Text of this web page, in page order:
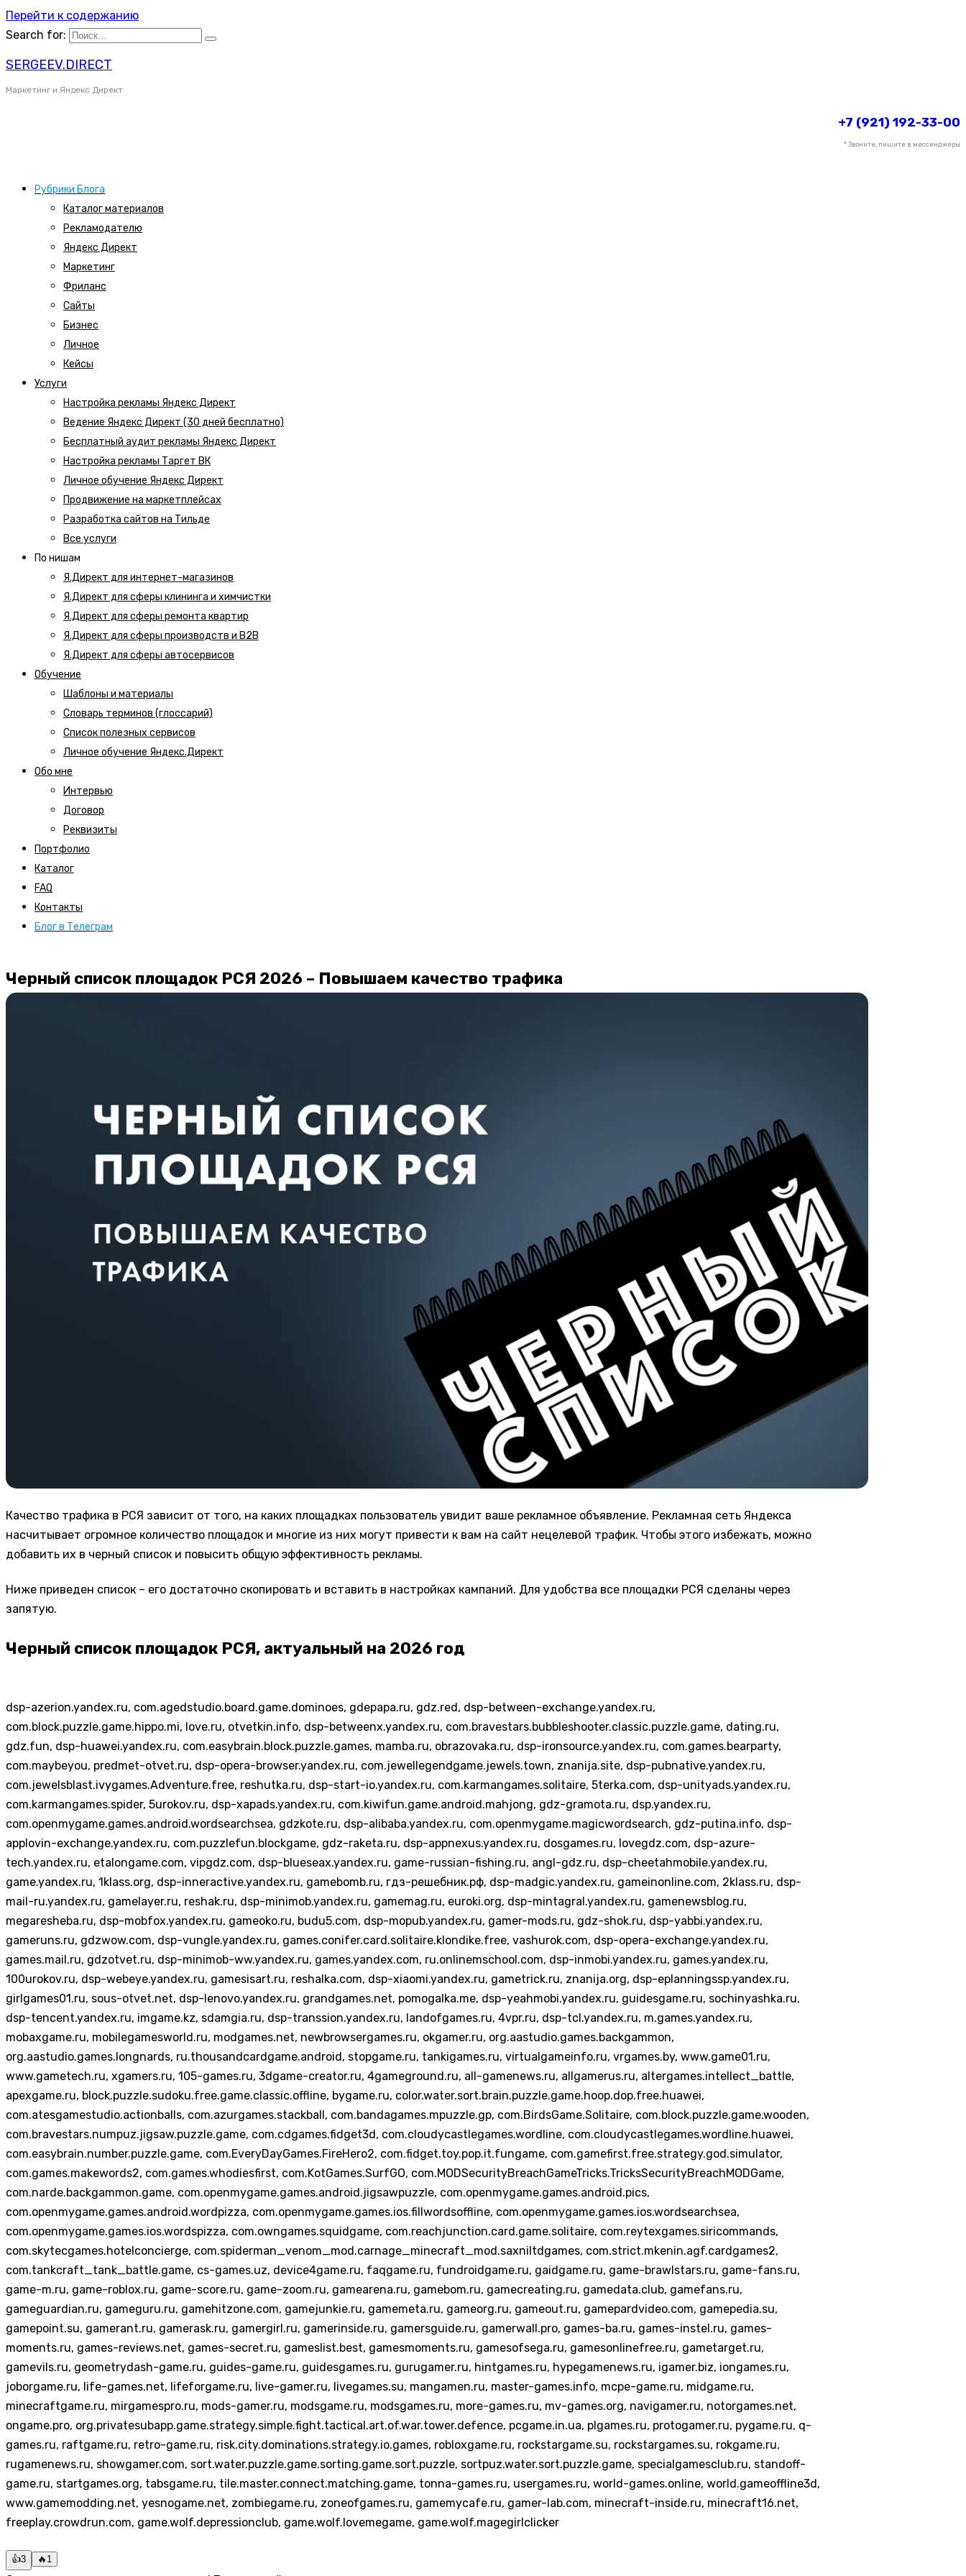
Перейти к содержанию
Search for:
SERGEEV.DIRECT
Маркетинг и Яндекс Директ
+7 (921) 192-33-00
* Звоните, пишите в мессенджеры
Рубрики Блога
Каталог материалов
Рекламодателю
Яндекс Директ
Маркетинг
Фриланс
Сайты
Бизнес
Личное
Кейсы
Услуги
Настройка рекламы Яндекс Директ
Ведение Яндекс Директ (30 дней бесплатно)
Бесплатный аудит рекламы Яндекс Директ
Настройка рекламы Таргет ВК
Личное обучение Яндекс Директ
Продвижение на маркетплейсах
Разработка сайтов на Тильде
Все услуги
По нишам
Я.Директ для интернет-магазинов
Я.Директ для сферы клининга и химчистки
Я.Директ для сферы ремонта квартир
Я.Директ для сферы производств и B2B
Я.Директ для сферы автосервисов
Обучение
Шаблоны и материалы
Словарь терминов (глоссарий)
Список полезных сервисов
Личное обучение Яндекс.Директ
Обо мне
Интервью
Договор
Реквизиты
Портфолио
Каталог
FAQ
Контакты
Блог в Телеграм
Черный список площадок РСЯ 2026 – Повышаем качество трафика
Качество трафика в РСЯ зависит от того, на каких площадках пользователь увидит ваше рекламное объявление. Рекламная сеть Яндекса
насчитывает огромное количество площадок и многие из них могут привести к вам на сайт нецелевой трафик. Чтобы этого избежать, можно
добавить их в черный список и повысить общую эффективность рекламы.
Ниже приведен список – его достаточно скопировать и вставить в настройках кампаний. Для удобства все площадки РСЯ сделаны через
запятую.
Черный список площадок РСЯ, актуальный на 2026 год
dsp-azerion.yandex.ru, com.agedstudio.board.game.dominoes, gdepapa.ru, gdz.red, dsp-between-exchange.yandex.ru,
com.block.puzzle.game.hippo.mi, love.ru, otvetkin.info, dsp-betweenx.yandex.ru, com.bravestars.bubbleshooter.classic.puzzle.game, dating.ru,
gdz.fun, dsp-huawei.yandex.ru, com.easybrain.block.puzzle.games, mamba.ru, obrazovaka.ru, dsp-ironsource.yandex.ru, com.games.bearparty,
com.maybeyou, predmet-otvet.ru, dsp-opera-browser.yandex.ru, com.jewellegendgame.jewels.town, znanija.site, dsp-pubnative.yandex.ru,
com.jewelsblast.ivygames.Adventure.free, reshutka.ru, dsp-start-io.yandex.ru, com.karmangames.solitaire, 5terka.com, dsp-unityads.yandex.ru,
com.karmangames.spider, 5urokov.ru, dsp-xapads.yandex.ru, com.kiwifun.game.android.mahjong, gdz-gramota.ru, dsp.yandex.ru,
com.openmygame.games.android.wordsearchsea, gdzkote.ru, dsp-alibaba.yandex.ru, com.openmygame.magicwordsearch, gdz-putina.info, dsp-
applovin-exchange.yandex.ru, com.puzzlefun.blockgame, gdz-raketa.ru, dsp-appnexus.yandex.ru, dosgames.ru, lovegdz.com, dsp-azure-
tech.yandex.ru, etalongame.com, vipgdz.com, dsp-blueseax.yandex.ru, game-russian-fishing.ru, angl-gdz.ru, dsp-cheetahmobile.yandex.ru,
game.yandex.ru, 1klass.org, dsp-inneractive.yandex.ru, gamebomb.ru, гдз-решебник.рф, dsp-madgic.yandex.ru, gameinonline.com, 2klass.ru, dsp-
mail-ru.yandex.ru, gamelayer.ru, reshak.ru, dsp-minimob.yandex.ru, gamemag.ru, euroki.org, dsp-mintagral.yandex.ru, gamenewsblog.ru,
megaresheba.ru, dsp-mobfox.yandex.ru, gameoko.ru, budu5.com, dsp-mopub.yandex.ru, gamer-mods.ru, gdz-shok.ru, dsp-yabbi.yandex.ru,
gameruns.ru, gdzwow.com, dsp-vungle.yandex.ru, games.conifer.card.solitaire.klondike.free, vashurok.com, dsp-opera-exchange.yandex.ru,
games.mail.ru, gdzotvet.ru, dsp-minimob-ww.yandex.ru, games.yandex.com, ru.onlinemschool.com, dsp-inmobi.yandex.ru, games.yandex.ru,
100urokov.ru, dsp-webeye.yandex.ru, gamesisart.ru, reshalka.com, dsp-xiaomi.yandex.ru, gametrick.ru, znanija.org, dsp-eplanningssp.yandex.ru,
girlgames01.ru, sous-otvet.net, dsp-lenovo.yandex.ru, grandgames.net, pomogalka.me, dsp-yeahmobi.yandex.ru, guidesgame.ru, sochinyashka.ru,
dsp-tencent.yandex.ru, imgame.kz, sdamgia.ru, dsp-transsion.yandex.ru, landofgames.ru, 4vpr.ru, dsp-tcl.yandex.ru, m.games.yandex.ru,
mobaxgame.ru, mobilegamesworld.ru, modgames.net, newbrowsergames.ru, okgamer.ru, org.aastudio.games.backgammon,
org.aastudio.games.longnards, ru.thousandcardgame.android, stopgame.ru, tankigames.ru, virtualgameinfo.ru, vrgames.by, www.game01.ru,
www.gametech.ru, xgamers.ru, 105-games.ru, 3dgame-creator.ru, 4gameground.ru, all-gamenews.ru, allgamerus.ru, altergames.intellect_battle,
apexgame.ru, block.puzzle.sudoku.free.game.classic.offline, bygame.ru, color.water.sort.brain.puzzle.game.hoop.dop.free.huawei,
com.atesgamestudio.actionballs, com.azurgames.stackball, com.bandagames.mpuzzle.gp, com.BirdsGame.Solitaire, com.block.puzzle.game.wooden,
com.bravestars.numpuz.jigsaw.puzzle.game, com.cdgames.fidget3d, com.cloudycastlegames.wordline, com.cloudycastlegames.wordline.huawei,
com.easybrain.number.puzzle.game, com.EveryDayGames.FireHero2, com.fidget.toy.pop.it.fungame, com.gamefirst.free.strategy.god.simulator,
com.games.makewords2, com.games.whodiesfirst, com.KotGames.SurfGO, com.MODSecurityBreachGameTricks.TricksSecurityBreachMODGame,
com.narde.backgammon.game, com.openmygame.games.android.jigsawpuzzle, com.openmygame.games.android.pics,
com.openmygame.games.android.wordpizza, com.openmygame.games.ios.fillwordsoffline, com.openmygame.games.ios.wordsearchsea,
com.openmygame.games.ios.wordspizza, com.owngames.squidgame, com.reachjunction.card.game.solitaire, com.reytexgames.siricommands,
com.skytecgames.hotelconcierge, com.spiderman_venom_mod.carnage_minecraft_mod.saxniltdgames, com.strict.mkenin.agf.cardgames2,
com.tankcraft_tank_battle.game, cs-games.uz, device4game.ru, faqgame.ru, fundroidgame.ru, gaidgame.ru, game-brawlstars.ru, game-fans.ru,
game-m.ru, game-roblox.ru, game-score.ru, game-zoom.ru, gamearena.ru, gamebom.ru, gamecreating.ru, gamedata.club, gamefans.ru,
gameguardian.ru, gameguru.ru, gamehitzone.com, gamejunkie.ru, gamemeta.ru, gameorg.ru, gameout.ru, gamepardvideo.com, gamepedia.su,
gamepoint.su, gamerant.ru, gamerask.ru, gamergirl.ru, gamerinside.ru, gamersguide.ru, gamerwall.pro, games-ba.ru, games-instel.ru, games-
moments.ru, games-reviews.net, games-secret.ru, gameslist.best, gamesmoments.ru, gamesofsega.ru, gamesonlinefree.ru, gametarget.ru,
gamevils.ru, geometrydash-game.ru, guides-game.ru, guidesgames.ru, gurugamer.ru, hintgames.ru, hypegamenews.ru, igamer.biz, iongames.ru,
joborgame.ru, life-games.net, lifeforgame.ru, live-gamer.ru, livegames.su, mangamen.ru, master-games.info, mcpe-game.ru, midgame.ru,
minecraftgame.ru, mirgamespro.ru, mods-gamer.ru, modsgame.ru, modsgames.ru, more-games.ru, mv-games.org, navigamer.ru, notorgames.net,
ongame.pro, org.privatesubapp.game.strategy.simple.fight.tactical.art.of.war.tower.defence, pcgame.in.ua, plgames.ru, protogamer.ru, pygame.ru, q-
games.ru, raftgame.ru, retro-game.ru, risk.city.dominations.strategy.io.games, robloxgame.ru, rockstargame.su, rockstargames.su, rokgame.ru,
rugamenews.ru, showgamer.com, sort.water.puzzle.game.sorting.game.sort.puzzle, sortpuz.water.sort.puzzle.game, specialgamesclub.ru, standoff-
game.ru, startgames.org, tabsgame.ru, tile.master.connect.matching.game, tonna-games.ru, usergames.ru, world-games.online, world.gameoffline3d,
www.gamemodding.net, yesnogame.net, zombiegame.ru, zoneofgames.ru, gamemycafe.ru, gamer-lab.com, minecraft-inside.ru, minecraft16.net,
freeplay.crowdrun.com, game.wolf.depressionclub, game.wolf.lovemegame, game.wolf.magegirlclicker
👍3 🔥 1